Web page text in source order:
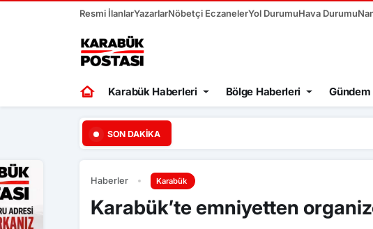
Resmi İlanlarYazarlarNöbetçi EczanelerYol DurumuHava Durumu
Karabük Haberleri Bölge Haberleri Gündem
SON DAKIKA Kastamonu’da traktör kazası: 1
Haberler Karabük
Karabük’te emniyetten